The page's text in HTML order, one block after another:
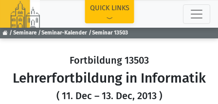
Seminare Seminar-Kalender Seminar 13503
QUICK LINKS
Fortbildung 13503
Lehrerfortbildung in Informatik
( 11. Dec – 13. Dec, 2013 )